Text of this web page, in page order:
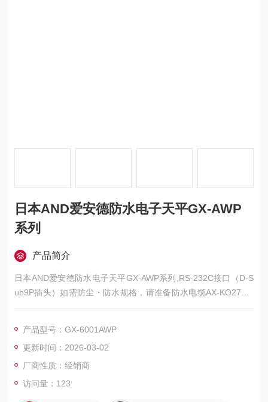
日本AND爱安德防水电子天平GX-AWP
系列
产品简介
日本AND爱安德防水电子天平GX-AWP系列,RS-232C接口（D-S
ub9P插头）如需防尘・防水规格，请准备防水电缆AX-KO2737-
500JA。
产品型号：GX-6001AWP
更新时间：2026-03-02
厂商性质：经销商
访问量：123